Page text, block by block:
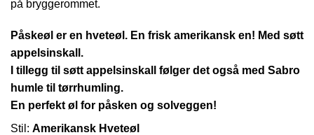
på bryggerommet.
Påskeøl er en hveteøl. En frisk amerikansk en! Med søtt
appelsinskall.
I tillegg til søtt appelsinskall følger det også med Sabro
humle til tørrhumling.
En perfekt øl for påsken og solveggen!
Stil: Amerikansk Hveteøl